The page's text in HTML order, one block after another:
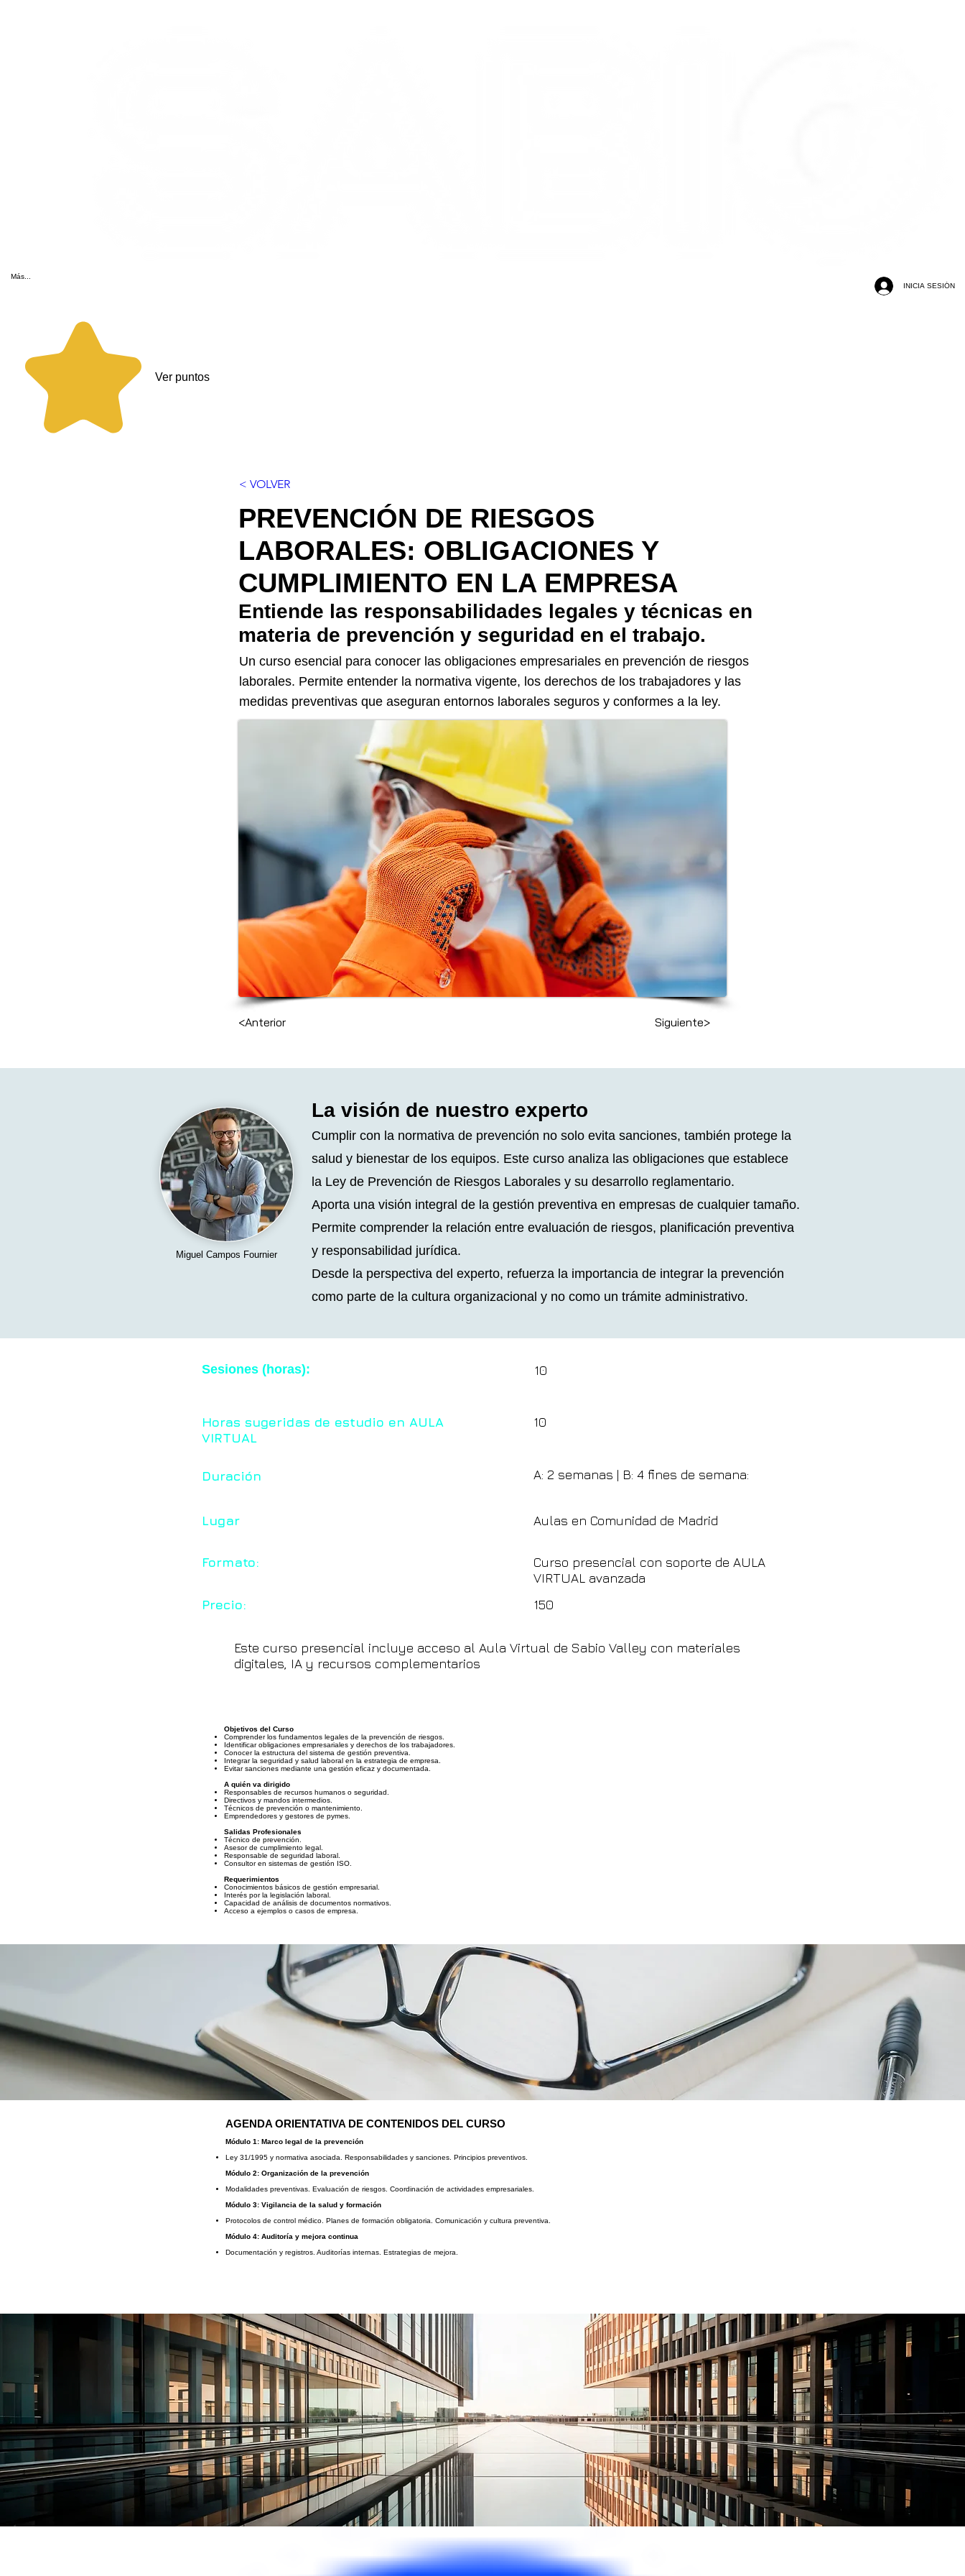
Más...
INICIA SESIÓN
Ver puntos
< VOLVER
PREVENCIÓN DE RIESGOS
LABORALES: OBLIGACIONES Y
CUMPLIMIENTO EN LA EMPRESA
Entiende las responsabilidades legales y técnicas en
materia de prevención y seguridad en el trabajo.
Un curso esencial para conocer las obligaciones empresariales en prevención de riesgos
laborales. Permite entender la normativa vigente, los derechos de los trabajadores y las
medidas preventivas que aseguran entornos laborales seguros y conformes a la ley.
<Anterior Siguiente>
Miguel Campos Fournier
La visión de nuestro experto
Cumplir con la normativa de prevención no solo evita sanciones, también protege la
salud y bienestar de los equipos. Este curso analiza las obligaciones que establece
la Ley de Prevención de Riesgos Laborales y su desarrollo reglamentario.
Aporta una visión integral de la gestión preventiva en empresas de cualquier tamaño.
Permite comprender la relación entre evaluación de riesgos, planificación preventiva
y responsabilidad jurídica.
Desde la perspectiva del experto, refuerza la importancia de integrar la prevención
como parte de la cultura organizacional y no como un trámite administrativo.
Sesiones (horas):
Horas sugeridas de estudio en AULA
VIRTUAL
Duración
10
10
A: 2 semanas | B: 4 fines de semana:
Lugar
Formato:
Precio:
Aulas en Comunidad de Madrid
Curso presencial con soporte de AULA
VIRTUAL avanzada
150
Este curso presencial incluye acceso al Aula Virtual de Sabio Valley con materiales
digitales, IA y recursos complementarios
Objetivos del Curso
Comprender los fundamentos legales de la prevención de riesgos.
Identificar obligaciones empresariales y derechos de los trabajadores.
Conocer la estructura del sistema de gestión preventiva.
Integrar la seguridad y salud laboral en la estrategia de empresa.
Evitar sanciones mediante una gestión eficaz y documentada.
A quién va dirigido
Responsables de recursos humanos o seguridad.
Directivos y mandos intermedios.
Técnicos de prevención o mantenimiento.
Emprendedores y gestores de pymes.
Salidas Profesionales
Técnico de prevención.
Asesor de cumplimiento legal.
Responsable de seguridad laboral.
Consultor en sistemas de gestión ISO.
Requerimientos
Conocimientos básicos de gestión empresarial.
Interés por la legislación laboral.
Capacidad de análisis de documentos normativos.
Acceso a ejemplos o casos de empresa.
AGENDA ORIENTATIVA DE CONTENIDOS DEL CURSO
Módulo 1: Marco legal de la prevención
Ley 31/1995 y normativa asociada. Responsabilidades y sanciones. Principios preventivos.
Módulo 2: Organización de la prevención
Modalidades preventivas. Evaluación de riesgos. Coordinación de actividades empresariales.
Módulo 3: Vigilancia de la salud y formación
Protocolos de control médico. Planes de formación obligatoria. Comunicación y cultura preventiva.
Módulo 4: Auditoría y mejora continua
Documentación y registros. Auditorías internas. Estrategias de mejora.